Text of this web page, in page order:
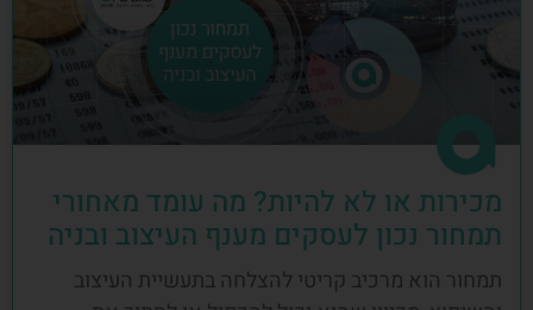
מכירות או לא להיות? מה עומד מאחורי
תמחור נכון לעסקים מענף העיצוב ובניה
תמחור הוא מרכיב קריטי להצלחה בתעשיית העיצוב